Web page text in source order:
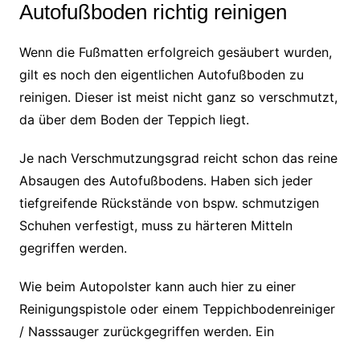
Autofußboden richtig reinigen
Wenn die Fußmatten erfolgreich gesäubert wurden,
gilt es noch den eigentlichen Autofußboden zu
reinigen. Dieser ist meist nicht ganz so verschmutzt,
da über dem Boden der Teppich liegt.
Je nach Verschmutzungsgrad reicht schon das reine
Absaugen des Autofußbodens. Haben sich jeder
tiefgreifende Rückstände von bspw. schmutzigen
Schuhen verfestigt, muss zu härteren Mitteln
gegriffen werden.
Wie beim Autopolster kann auch hier zu einer
Reinigungspistole oder einem Teppichbodenreiniger
/ Nasssauger zurückgegriffen werden. Ein